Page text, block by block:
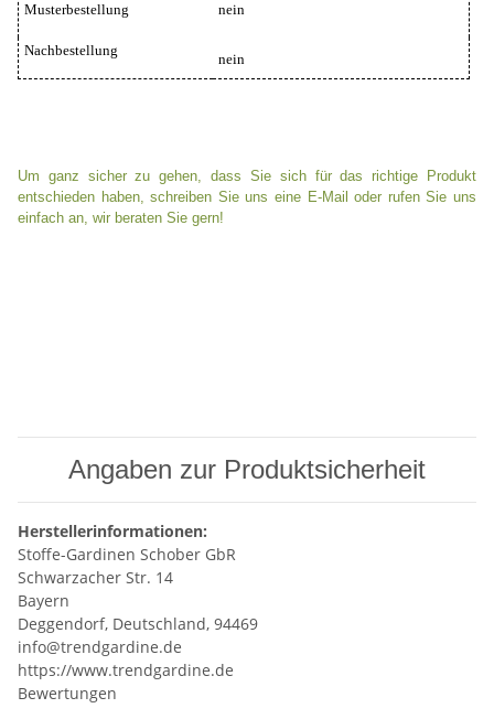
Musterbestellung nein
Nachbestellung
nein
Um ganz sicher zu gehen, dass Sie sich für das richtige Produkt
entschieden haben, schreiben Sie uns eine E-Mail oder rufen Sie uns
einfach an, wir beraten Sie gern!
Angaben zur Produktsicherheit
Herstellerinformationen:
Stoffe-Gardinen Schober GbR
Schwarzacher Str. 14
Bayern
Deggendorf, Deutschland, 94469
info@trendgardine.de
https://www.trendgardine.de
Bewertungen